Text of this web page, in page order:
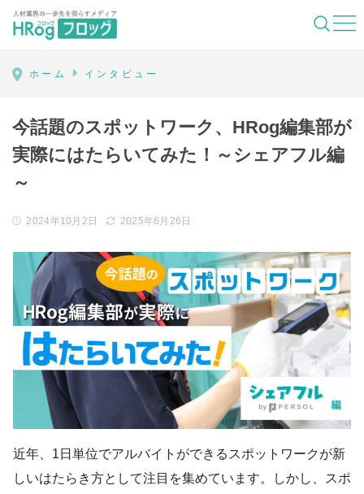
HRog | 人材業界の一歩先を照らすメディ
ホーム インタビュー
今話題のスポットワーク、HRog編集部が
実際にはたらいてみた！～シェアフル編
～
2024年10月2日 2025年6月26日
近年、1日単位でアルバイトができるスポットワークが新
しいはたらき方として注目を集めています。しかし、スポ